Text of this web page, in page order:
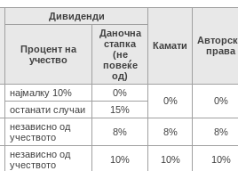
Дивиденди
Камати
права
Процент на
учество
Даночна
стапка
(не
повеќе
од)
најмалку 10% 0%
0% 0%
останати случаи
15%
независно од
учеството
8% 8% 8%
независно од
учеството
10% 10% 10%